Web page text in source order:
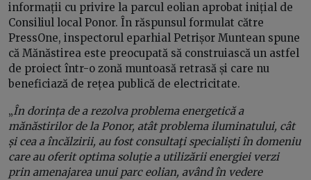
informații cu privire la parcul eolian aprobat inițial de
Consiliul local Ponor. În răspunsul formulat către
PressOne, inspectorul eparhial Petrișor Muntean spune
că Mănăstirea este preocupată să construiască un astfel
de proiect într-o zonă muntoasă retrasă și care nu
beneficiază de rețea publică de electricitate.
„În dorința de a rezolva problema energetică a
mănăstirilor de la Ponor, atât problema iluminatului, cât
și cea a încălzirii, au fost consultaţi specialiști în domeniu
care au oferit optima soluție a utilizării energiei verzi
prin amenajarea unui parc eolian, având în vedere